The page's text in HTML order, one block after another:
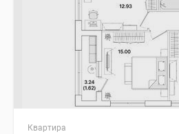
Квартира